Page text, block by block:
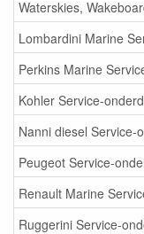
Waterskies,
Lombardini Marine
Perkins Marine
Kohler Service-
Nanni diesel Service-
Peugeot Service-
Renault Marine
Ruggerini Service-